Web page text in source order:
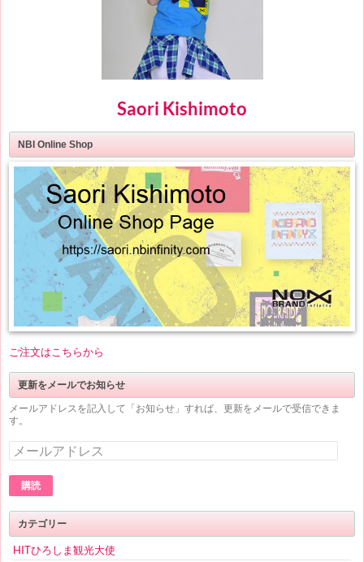
Saori Kishimoto
NBI Online Shop
ご注文はこちらから
更新をメールでお知らせ
メールアドレスを記入して「お知らせ」すれば、更新をメールで受信できま
す。
メ
ー
ド
購読
カテゴリー
HITひろしま観光大使